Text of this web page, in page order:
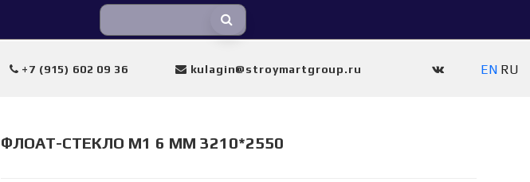
+7 (915) 602 09 36 kulagin@stroymartgroup.ru EN RU
ФЛОАТ-СТЕКЛО М1 6 ММ 3210*2550